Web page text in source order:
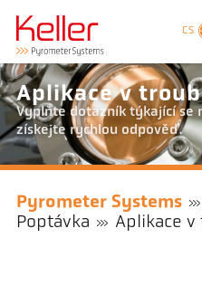
CS
Aplikace v
Vyplňte dotazník týkající se
získejte rychlou odpověď.
Pyrometer Systems
Poptávka
Aplikace v